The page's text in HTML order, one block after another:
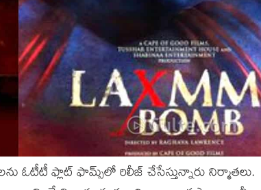
ఓటీటీ ఫ్లాట్ ఫామ్స్‌లో రిలీజ్ చేసేస్తున్నారు నిర్మాతలు.